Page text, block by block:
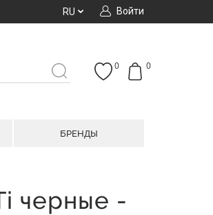
Войти
RU
0
0
БРЕНДЫ
черные -